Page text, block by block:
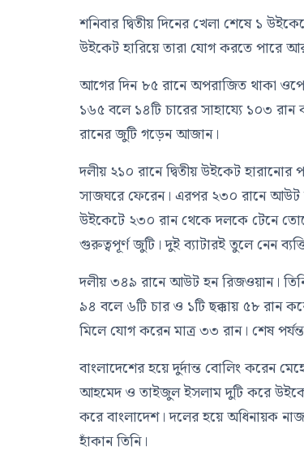
শনিবার দ্বিতীয় দিনের খেলা শেষে ১
উইকেট হারিয়ে তারা যোগ করতে পারে
আগের দিন ৮৫ রানে অপরাজিত থাকা
১৬৫ বলে ১৪টি চারের সাহায্যে ১০৩
রানের জুটি গড়েন আজান।
দলীয় ২১০ রানে দ্বিতীয় উইকেট
সাজঘরে ফেরেন। এরপর ২৩০ রানে আউট
উইকেটে ২৩০ রান থেকে দলকে টেনে
গুরুত্বপূর্ণ জুটি। দুই ব্যাটারই তুলে নেন
দলীয় ৩৪৯ রানে আউট হন রিজওয়ান।
৯৪ বলে ৬টি চার ও ১টি ছক্কায় ৫৮ রান
মিলে যোগ করেন মাত্র ৩৩ রান। শেষ
বাংলাদেশের হয়ে দুর্দান্ত বোলিং করেন
আহমেদ ও তাইজুল ইসলাম দুটি করে
করে বাংলাদেশ। দলের হয়ে অধিনায়ক
হাঁকান তিনি।